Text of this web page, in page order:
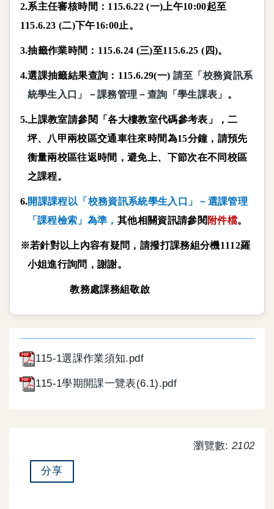
2.系主任審核時間： 115.6.22 (一) 上午10:00起至
115.6.23 (二)下午16:00止。
3.抽籤作業時間： 115.6.24 (三)至115.6.25 ( 四)。
4.選課抽籤結果查詢： 115.6.29(一) 請至「校務資訊系
統學生入口」－課務管理－查詢「學生課表」 。
5. 上課教室請參閱「各大樓教室代碼參考表」，二
坪、八甲兩校區交通車往來時間為15分鐘，請預先
衡量兩校區往返時間，避免上、下節次在不同校區
之課程。
6.開課課程以「校務資訊系統學生入口」－選課管理
「課程檢索」為準， 其他相關資訊請參閱 附件檔。
※若針對以上內容有疑問，請撥打課務組分機1112羅
小姐進行詢問，謝謝。
教務處課務組敬啟
115-1選課作業須知.pdf
115-1學期開課一覽表(6.1).pdf
瀏覽數: 2102
分享